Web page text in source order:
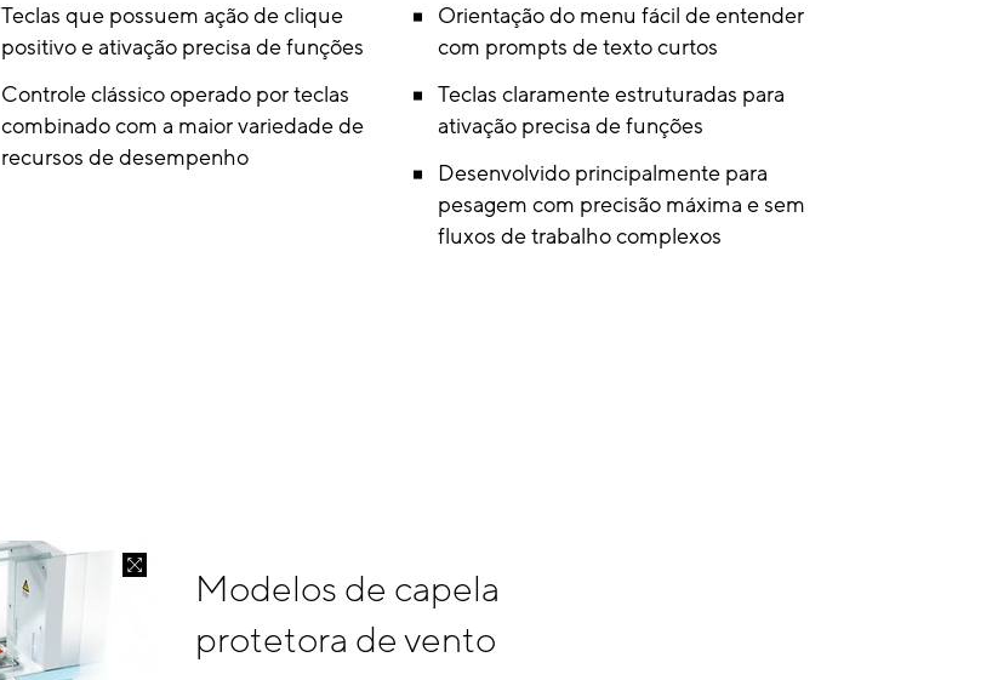
Teclas que possuem ação de clique
positivo e ativação precisa de funções
Controle clássico operado por teclas
combinado com a maior variedade de
recursos de desempenho
Orientação do menu fácil de entender
com prompts de texto curtos
Teclas claramente estruturadas para
ativação precisa de funções
Desenvolvido principalmente para
pesagem com precisão máxima e sem
fluxos de trabalho complexos
Modelos de capela
protetora de vento